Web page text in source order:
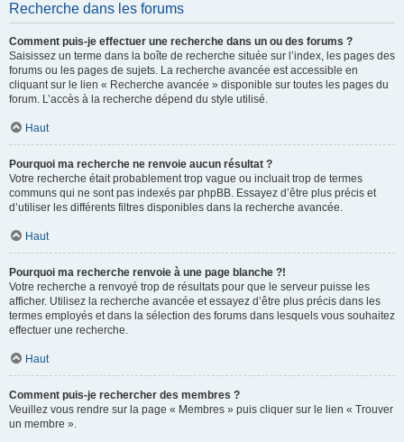
Recherche dans les forums
Comment puis-je effectuer une recherche dans un ou des forums ?
Saisissez un terme dans la boîte de recherche située sur l’index, les pages des
forums ou les pages de sujets. La recherche avancée est accessible en
cliquant sur le lien « Recherche avancée » disponible sur toutes les pages du
forum. L’accès à la recherche dépend du style utilisé.
Haut
Pourquoi ma recherche ne renvoie aucun résultat ?
Votre recherche était probablement trop vague ou incluait trop de termes
communs qui ne sont pas indexés par phpBB. Essayez d’être plus précis et
d’utiliser les différents filtres disponibles dans la recherche avancée.
Haut
Pourquoi ma recherche renvoie à une page blanche ?!
Votre recherche a renvoyé trop de résultats pour que le serveur puisse les
afficher. Utilisez la recherche avancée et essayez d’être plus précis dans les
termes employés et dans la sélection des forums dans lesquels vous souhaitez
effectuer une recherche.
Haut
Comment puis-je rechercher des membres ?
Veuillez vous rendre sur la page « Membres » puis cliquer sur le lien « Trouver
un membre ».